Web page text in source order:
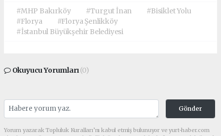
#MHP Bakırköy #Turgut İnan
#Bisiklet Yolu
#Florya
#Florya Şenlikköy
#İstanbul Büyükşehir Belediyesi
Okuyucu Yorumları(0)
Gönder
Yorum yazarak Topluluk Kuralları’nı kabul etmiş bulunuyor ve yurt-haber.com